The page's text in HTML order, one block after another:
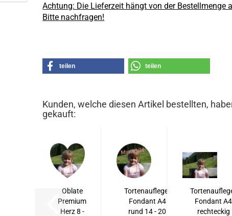
Achtung: Die Lieferzeit hängt von der Bestellmenge
Bitte nachfragen!
teilen teilen
Kunden, welche diesen Artikel bestellten,
gekauft:
Oblate
Premium
Herz 8 -
Tortenaufleger
Fondant A4
rund 14 - 20
Fondant A4
rechteckig